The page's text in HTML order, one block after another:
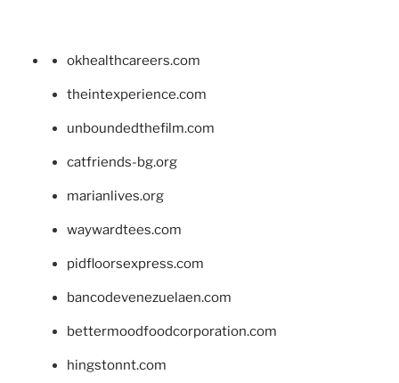
okhealthcareers.com
theintexperience.com
unboundedthefilm.com
catfriends-bg.org
marianlives.org
waywardtees.com
pidfloorsexpress.com
bancodevenezuelaen.com
bettermoodfoodcorporation.com
hingstonnt.com